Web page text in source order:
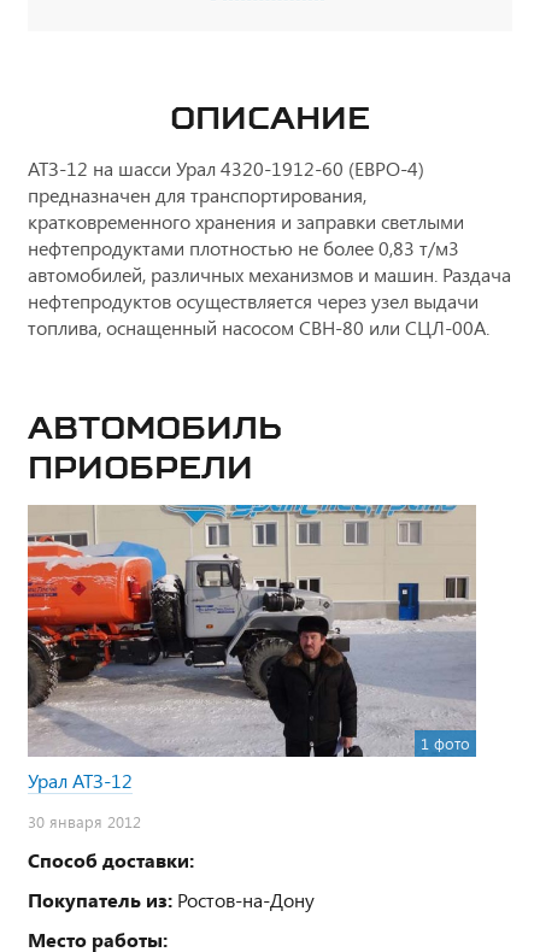
ОПИСАНИЕ
АТЗ-12 на шасси Урал 4320-1912-60 (ЕВРО-4)
предназначен для транспортирования,
кратковременного хранения и заправки светлыми
нефтепродуктами плотностью не более 0,83 т/м3
автомобилей, различных механизмов и машин. Раздача
нефтепродуктов осуществляется через узел выдачи
топлива, оснащенный насосом СВН-80 или СЦЛ-00А.
Автомобиль
приобрели
1 фото
Урал АТЗ-12
30 января 2012
Способ доставки:
Покупатель из: Ростов-на-Дону
Место работы: